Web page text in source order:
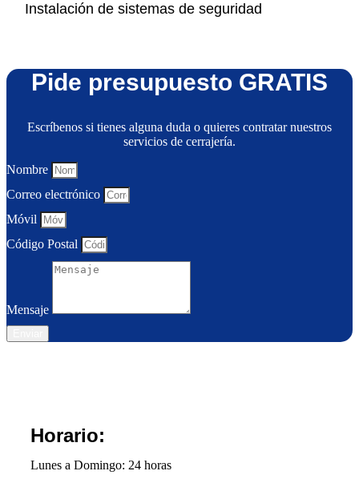
Instalación de sistemas de seguridad
Pide presupuesto GRATIS
Escríbenos si tienes alguna duda o quieres contratar nuestros
servicios de cerrajería.
Nombre
Correo electrónico
Móvil
Código Postal
Mensaje
Horario:
Lunes a Domingo: 24 horas